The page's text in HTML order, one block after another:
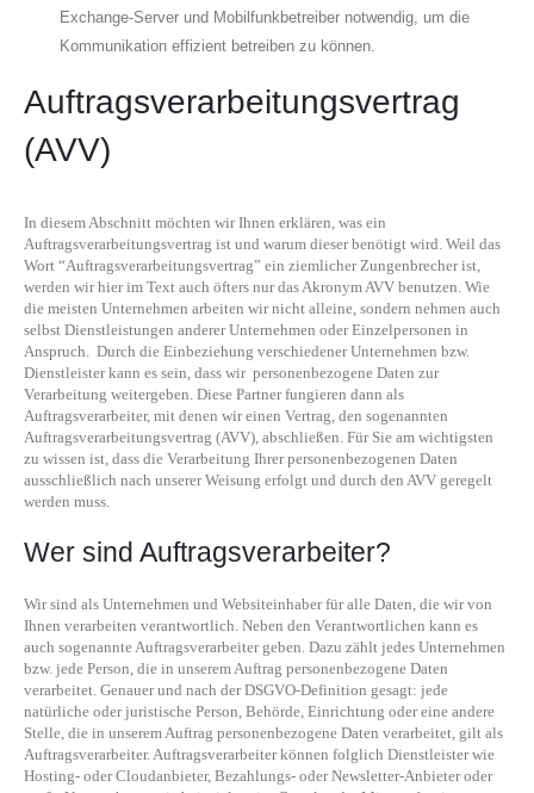
Exchange-Server und Mobilfunkbetreiber notwendig, um die
Kommunikation effizient betreiben zu können.
Auftragsverarbeitungsvertrag
(AVV)
In diesem Abschnitt möchten wir Ihnen erklären, was ein
Auftragsverarbeitungsvertrag ist und warum dieser benötigt wird. Weil das
Wort “Auftragsverarbeitungsvertrag” ein ziemlicher Zungenbrecher ist,
werden wir hier im Text auch öfters nur das Akronym AVV benutzen. Wie
die meisten Unternehmen arbeiten wir nicht alleine, sondern nehmen auch
selbst Dienstleistungen anderer Unternehmen oder Einzelpersonen in
Anspruch. Durch die Einbeziehung verschiedener Unternehmen bzw.
Dienstleister kann es sein, dass wir personenbezogene Daten zur
Verarbeitung weitergeben. Diese Partner fungieren dann als
Auftragsverarbeiter, mit denen wir einen Vertrag, den sogenannten
Auftragsverarbeitungsvertrag (AVV), abschließen. Für Sie am wichtigsten
zu wissen ist, dass die Verarbeitung Ihrer personenbezogenen Daten
ausschließlich nach unserer Weisung erfolgt und durch den AVV geregelt
werden muss.
Wer sind Auftragsverarbeiter?
Wir sind als Unternehmen und Websiteinhaber für alle Daten, die wir von
Ihnen verarbeiten verantwortlich. Neben den Verantwortlichen kann es
auch sogenannte Auftragsverarbeiter geben. Dazu zählt jedes Unternehmen
bzw. jede Person, die in unserem Auftrag personenbezogene Daten
verarbeitet. Genauer und nach der DSGVO-Definition gesagt: jede
natürliche oder juristische Person, Behörde, Einrichtung oder eine andere
Stelle, die in unserem Auftrag personenbezogene Daten verarbeitet, gilt als
Auftragsverarbeiter. Auftragsverarbeiter können folglich Dienstleister wie
Hosting- oder Cloudanbieter, Bezahlungs- oder Newsletter-Anbieter oder